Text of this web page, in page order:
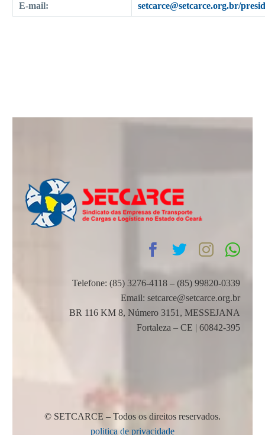
E-mail: setcarce@setcarce.org.br/
Telefone: (85) 3276-4118 – (85) 99820-0339
Email: setcarce@setcarce.org.br
BR 116 KM 8, Número 3151, MESSEJANA
Fortaleza – CE | 60842-395
© SETCARCE – Todos os direitos reservados.
politica de privacidade